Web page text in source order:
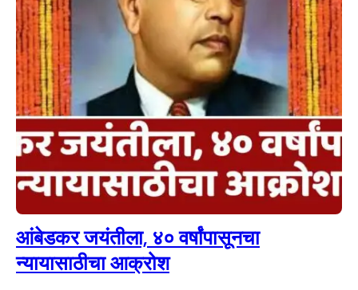
आंबेडकर जयंतीला, ४० वर्षांपासूनचा
न्यायासाठीचा आक्रोश